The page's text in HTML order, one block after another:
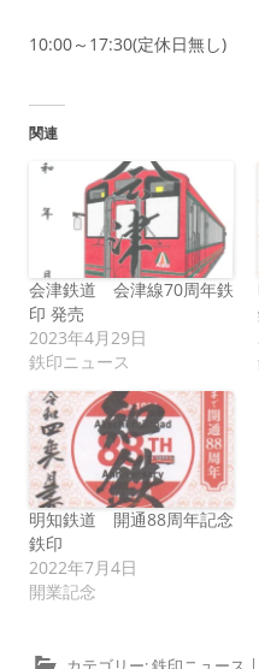
10:00～17:30(定休日無し)
関連
会津鉄道 会津線70周年鉄
印 発売
2023年4月29日
鉄印ニュース
明知鉄道 開通88周年記念
鉄印
2022年7月4日
開業記念